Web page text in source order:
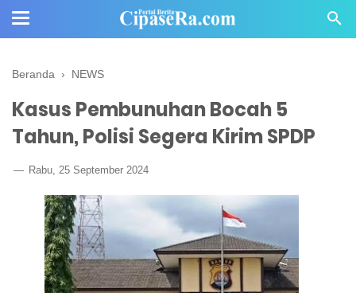
Beranda › NEWS
Kasus Pembunuhan Bocah 5
Tahun, Polisi Segera Kirim SPDP
Rabu, 25 September 2024